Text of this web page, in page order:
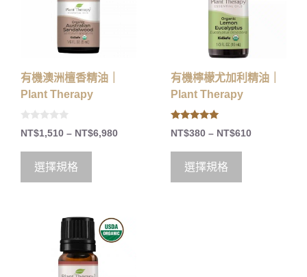
有機澳洲檀香精油｜
Plant Therapy
0
o
t
5
NT$1,510 – NT$6,980
選擇規格
有機檸檬尤加利精油｜
Plant Therapy
5.00
out of 5
NT$380 – NT$610
選擇規格